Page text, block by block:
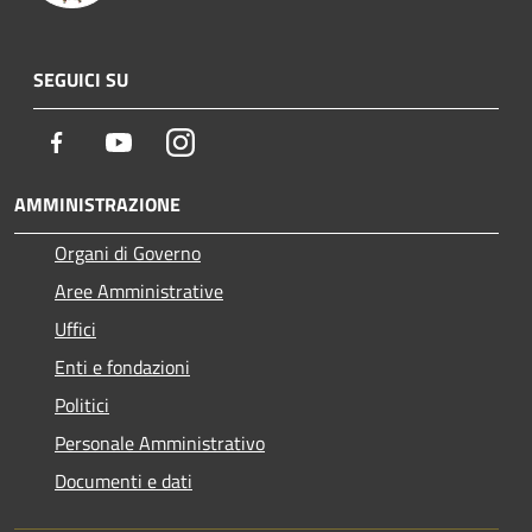
SEGUICI SU
Facebook YoutubeInstagram
AMMINISTRAZIONE
Organi di Governo
Aree Amministrative
Uffici
Enti e fondazioni
Politici
Personale Amministrativo
Documenti e dati